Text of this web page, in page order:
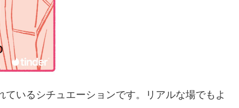
いるシチュエーションです。リアルな場でもよ